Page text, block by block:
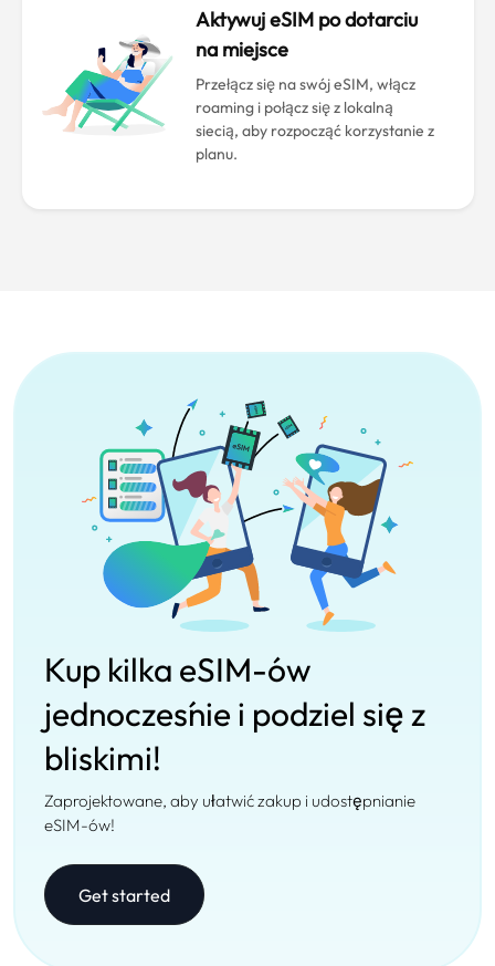
Aktywuj eSIM po dotarciu
na miejsce
Przełącz się na swój eSIM, włącz
roaming i połącz się z lokalną
siecią, aby rozpocząć korzystanie z
planu.
Kup kilka eSIM-ów
jednocześnie i podziel się z
bliskimi!
Zaprojektowane, aby ułatwić zakup i udostępnianie
eSIM-ów!
Get started